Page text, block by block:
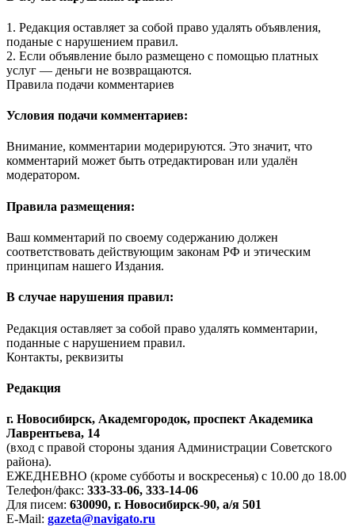
1. Редакция оставляет за собой право удалять объявления,
поданые с нарушением правил.
2. Если объявление было размещено с помощью платных
услуг — деньги не возвращаются.
Правила подачи комментариев
Условия подачи комментариев:
Внимание, комментарии модерируются. Это значит, что
комментарий может быть отредактирован или удалён
модератором.
Правила размещения:
Ваш комментарий по своему содержанию должен
соответствовать действующим законам РФ и этическим
принципам нашего Издания.
В случае нарушения правил:
Редакция оставляет за собой право удалять комментарии,
поданные с нарушением правил.
Контакты, реквизиты
Редакция
г. Новосибирск, Академгородок, проспект Академика
Лаврентьева, 14
(вход с правой стороны здания Администрации Советского
района).
ЕЖЕДНЕВНО (кроме субботы и воскресенья) с 10.00 до 18.00
Телефон/факс: 333-33-06, 333-14-06
Для писем: 630090, г. Новосибирск-90, а/я 501
E-Mail: gazeta@navigato.ru